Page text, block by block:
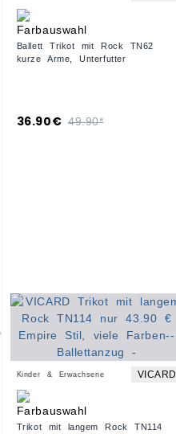
Ballett Trikot mit Rock TN62
kurze Arme, Unterfutter
36.90€ 49.90*
Kinder & Erwachsene VICARD
Trikot mit langem Rock TN114